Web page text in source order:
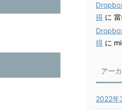
得 に
得 に
アー
2022年